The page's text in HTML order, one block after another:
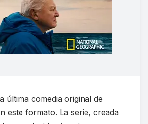
última comedia original de
este formato. La serie, creada